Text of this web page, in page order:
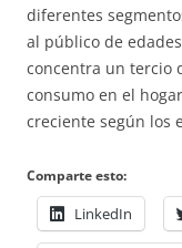
diferentes
al público de
concentra un tercio
consumo en el
creciente según los
Comparte esto:
LinkedIn